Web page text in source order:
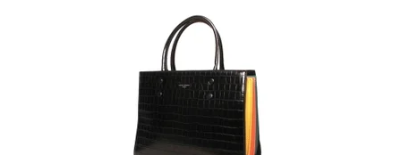
Velká kabelka na formát A4 v krásné černé barvě s
barevnými boky. Eleganci, originalitu, praktičnost vše
Skladem
9031
David Jones Paris
2 roky